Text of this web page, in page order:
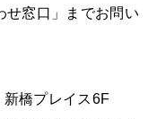
せ窓口」までお問い
橋プレイス6F